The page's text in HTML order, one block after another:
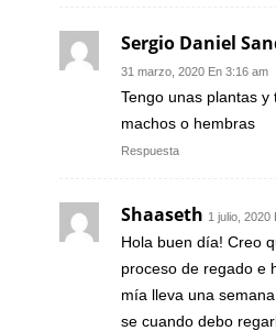
Sergio Daniel
31 marzo, 2020 En 3:16 am
Tengo unas plantas y
machos o hembras
Respuesta
Shaaseth 1 julio, 2020
Hola buen día! Creo
proceso de regado e
mía lleva una
se cuando debo